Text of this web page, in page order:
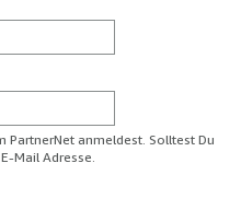
PartnerNet anmeldest. Solltest Du
Mail Adresse.